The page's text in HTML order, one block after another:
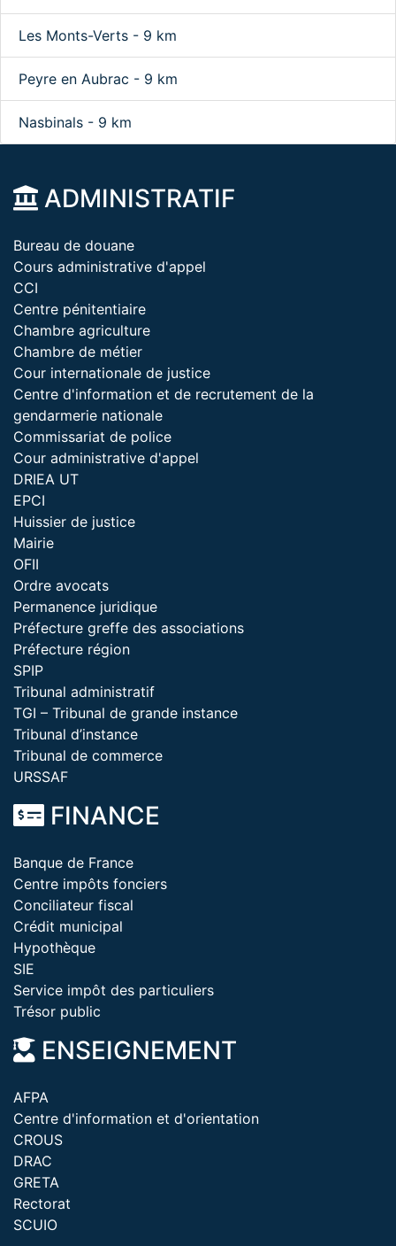
Les Monts-Verts - 9 km
Peyre en Aubrac - 9 km
Nasbinals - 9 km
ADMINISTRATIF
Bureau de douane
Cours administrative d'appel
CCI
Centre pénitentiaire
Chambre agriculture
Chambre de métier
Cour internationale de justice
Centre d'information et de recrutement de la
gendarmerie nationale
Commissariat de police
Cour administrative d'appel
DRIEA UT
EPCI
Huissier de justice
Mairie
OFII
Ordre avocats
Permanence juridique
Préfecture greffe des associations
Préfecture région
SPIP
Tribunal administratif
TGI – Tribunal de grande instance
Tribunal d’instance
Tribunal de commerce
URSSAF
FINANCE
Banque de France
Centre impôts fonciers
Conciliateur fiscal
Crédit municipal
Hypothèque
SIE
Service impôt des particuliers
Trésor public
ENSEIGNEMENT
AFPA
Centre d'information et d'orientation
CROUS
DRAC
GRETA
Rectorat
SCUIO